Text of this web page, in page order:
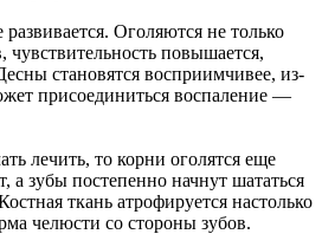
Оголяются не только
повышается,
становятся восприимчивее, из-
присоединиться воспаление —
лечить, то корни оголятся еще
а зубы постепенно начнут шататься
ткань атрофируется настолько
челюсти со стороны зубов.